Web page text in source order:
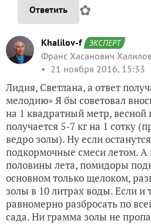
Ответить ✿
Khalilov-f ЭКСПЕРТ
Франс Хасанович Халилов
21 ноября 2016, 15:33
Лидия, Светлана, а ответ
мелодию» Я бы советовал
на 1 квадратный метр, весной
получается 5-7 кг на 1 сотку
ведро золы). Ну если
подкормочные смеси летом. А
половины лета, помидоры
основном только щелоком,
золы в 10 литрах воды. Если и
равномерно разбросать по
сада. Ни грамма золы не